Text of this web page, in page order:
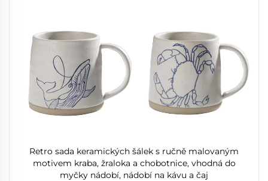
Retro sada keramických šálek s ručně malovaným
motivem kraba, žraloka a chobotnice, vhodná do
myčky nádobí, nádobí na kávu a čaj